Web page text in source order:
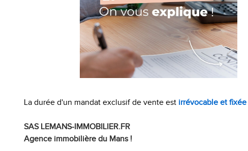
La durée d'un mandat exclusif de vente est irrévocable et fixée
SAS LEMANS-IMMOBILIER.FR
Agence immobilière du Mans !